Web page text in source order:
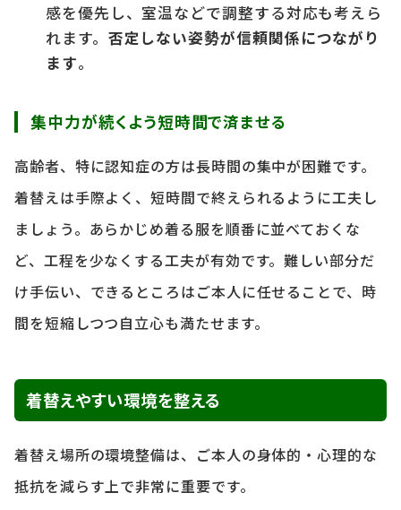
感を優先し、室温などで調整する対応も考えら
れます。 否定しない姿勢が信頼関係につながり
ます。
集中力が続くよう短時間で済ませる
高齢者、特に認知症の方は長時間の集中が困難です。
着替えは手際よく、短時間で終えられるように工夫し
ましょう。あらかじめ着る服を順番に並べておくな
ど、工程を少なくする工夫が有効です。難しい部分だ
け手伝い、できるところはご本人に任せることで、時
間を短縮しつつ自立心も満たせます。
着替えやすい環境を整える
着替え場所の環境整備は、ご本人の身体的・心理的な
抵抗を減らす上で非常に重要です。